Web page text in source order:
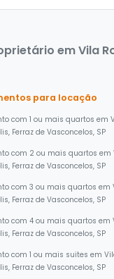
em Vila
para locação
com 1 ou mais quartos em
Ferraz de Vasconcelos, SP
com 2 ou mais quartos em
Ferraz de Vasconcelos, SP
com 3 ou mais quartos em
Ferraz de Vasconcelos, SP
com 4 ou mais quartos em
Ferraz de Vasconcelos, SP
com 1 ou mais suites em
Ferraz de Vasconcelos, SP